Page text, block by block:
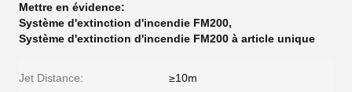
Mettre en évidence:
Système d'extinction d'incendie FM200,
Système d'extinction d'incendie FM200 à article unique
Jet Distance: ≥10m